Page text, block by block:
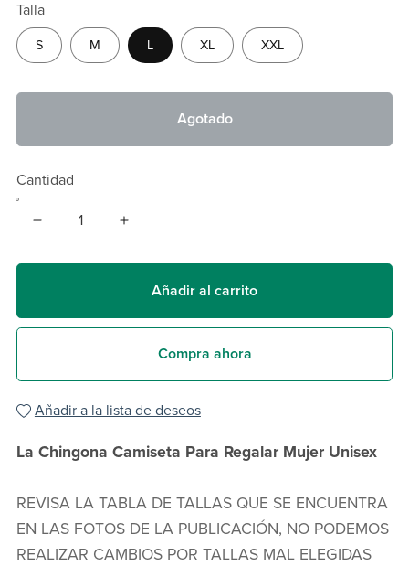
Talla
S M L XL XXL
Agotado
Cantidad
Añadir al carrito
Compra ahora
Añadir a la lista de deseos
La Chingona Camiseta Para Regalar Mujer Unisex
REVISA LA TABLA DE TALLAS QUE SE ENCUENTRA
EN LAS FOTOS DE LA PUBLICACIÓN, NO PODEMOS
REALIZAR CAMBIOS POR TALLAS MAL ELEGIDAS